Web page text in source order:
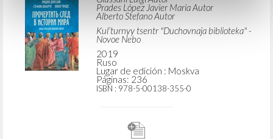
Prades López Javier Maria Autor
Alberto Stefano Autor
Kul’turnyy tsentr "Duchovnaja biblioteka" -
Novoe Nebo
2019
Ruso
Lugar de edición : Moskva
Páginas: 236
ISBN : 978-5-00138-355-0